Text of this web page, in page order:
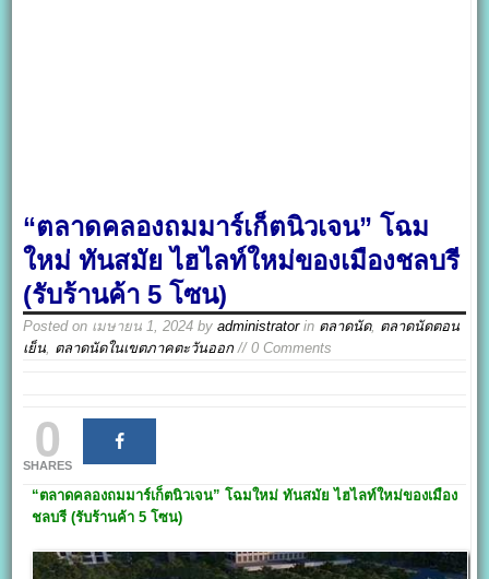
“ตลาดคลองถมมาร์เก็ตนิวเจน” โฉม
ใหม่ ทันสมัย ไฮไลท์ใหม่ของเมืองชลบรี
(รับร้านค้า 5 โซน)
Posted on เมษายน 1, 2024 byadministratorin ตลาดนัด, ตลาดนัดตอน
เย็น, ตลาดนัดในเขตภาคตะวันออก // 0 Comments
0
SHARES
“ตลาดคลองถมมาร์เก็ตนิวเจน” โฉมใหม่ ทันสมัย ไฮไลท์ใหม่ของเมือง
ชลบรี (รับร้านค้า 5 โซน)